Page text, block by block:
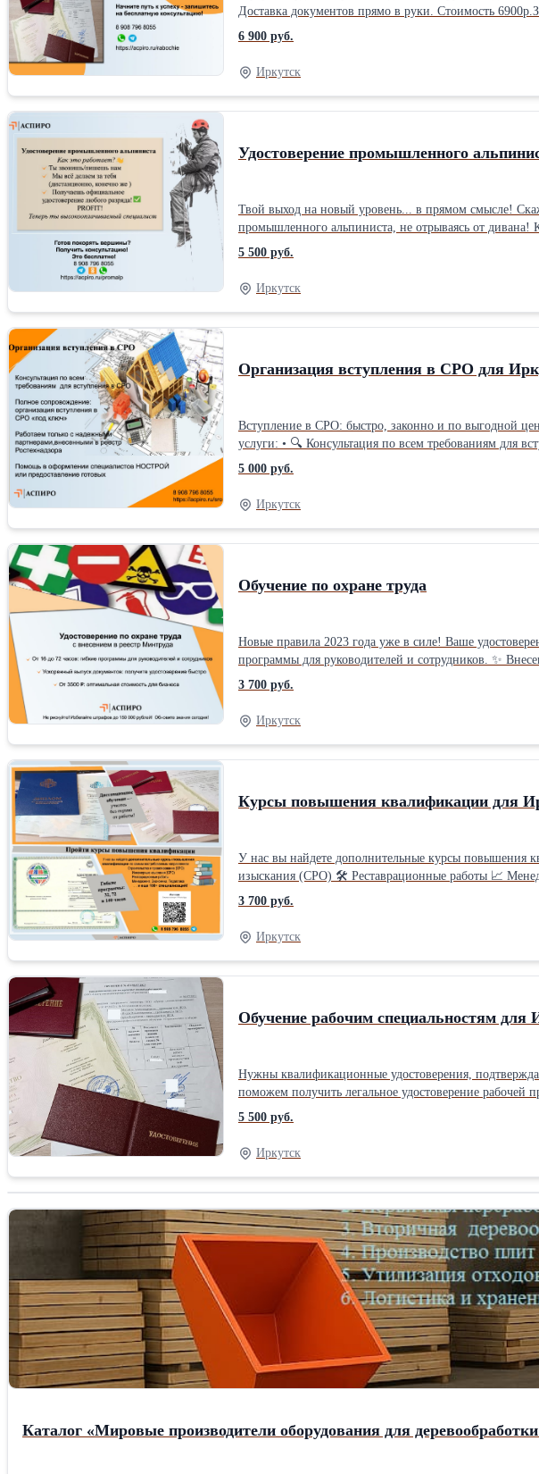
Доставка документов прямо в руки. Стоимость
6 900 руб.
Иркутск
Удостоверение промышленного
Твой выход на новый уровень... в прямом смысле! Скажи «нет» скучным офисам и приветствуй захватывающие высоты! Мы поможем тебе получить заветную «корочку»
промышленного альпиниста, не отрываясь от дивана! Как это работает? 1. Ты звонишь&amp;amp;amp;#x2F;пишешь нам 2.Мы всё делаем за тебя (дистанционно, конечно
же ) 3.Получаешь официальное удостоверение
5 500 руб.
Иркутск
Организация вступления в СРО для
Вступление в СРО: быстро, законно и по выгодной
услуги: • 🔍 Консультация по всем требованиям для
надежными партнерами, внесенными в реестр
вопросы: • Сколько стоит вступить в СРО?
вступать в СРО? (Расскажем о плюсах и
5 000 руб.
Иркутск
Обучение по охране труда
Новые правила 2023 года уже в силе! Ваше
программы для руководителей и сотрудников. ✨ Внесение в реестр Минтруда: 100%
3 700 руб.
Иркутск
Курсы повышения квалификации для
У нас вы найдете дополнительные курсы повышения
изыскания (СРО) 🛠 Реставрационные работы 📈
вас: ✅ Дистанционное обучение — учитесь без
и физических лиц. Хотите узнать, какие курсы
качестве уже завтра! 🚀
3 700 руб.
Иркутск
Обучение рабочим специальностям для
Нужны квалификационные удостоверения,
поможем получить легальное удостоверение рабочей
удостоверения — до 50 000 ₽. Наше обучение
консультируем, продлеваем и помогаем
внесением в реестр. Никаких рисков при проверках —
5 500 руб.
Иркутск
Каталог «Мировые производители оборудования для